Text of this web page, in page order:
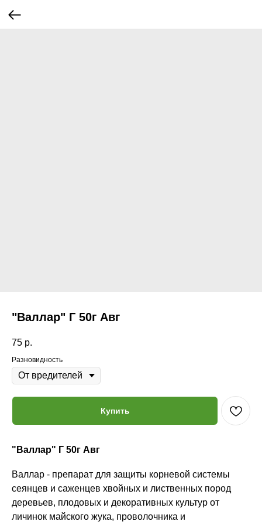
"Валлар" Г 50г Авг
75 р.
Разновидность
Купить
"Валлар" Г 50г Авг
Валлар - препарат для защиты корневой системы
сеянцев и саженцев хвойных и лиственных пород
деревьев, плодовых и декоративных культур от
личинок майского жука, проволочника и